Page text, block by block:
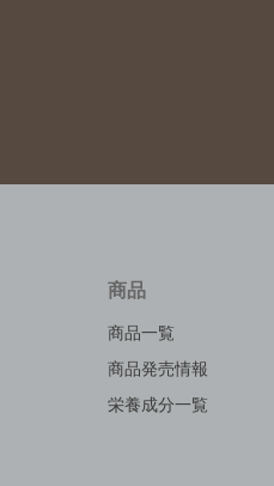
商品
商品一覧
商品発売情報
栄養成分一覧